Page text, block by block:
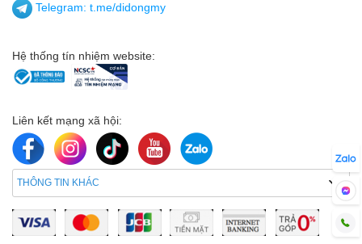
Telegram: t.me/didongmy
Hệ thống tín nhiệm website:
Liên kết mạng xã hội:
THÔNG TIN KHÁC